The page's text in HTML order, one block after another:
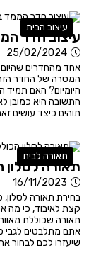
עיצוב הבית
עיצוב חדר
25/02/2024
אחד מהחדרים
המטרה של החדר הזה
היומיום? האם תמיד
התשובה היא כמובן
תוהים כיצד עושים
תאורה לבית
תאורה לסלון
16/11/2023
בחירת תאורה לסלון,
קצת לאיבוד, כי מה
תאורה שכוללת
אתם מתלבטים לגבי
שיעזרו לכם לבחור